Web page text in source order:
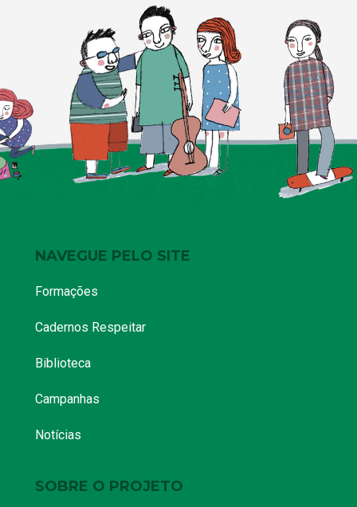
NAVEGUE PELO SITE
Formações
Cadernos Respeitar
Biblioteca
Campanhas
Notícias
SOBRE O PROJETO